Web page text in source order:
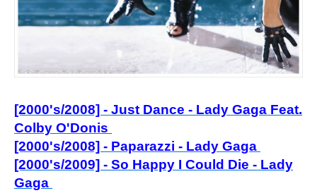
[2000's/2008] - Just Dance - Lady Gaga Feat.
Colby O'Donis
[2000's/2008] - Paparazzi - Lady Gaga
[2000's/2009] - So Happy I Could Die - Lady
Gaga